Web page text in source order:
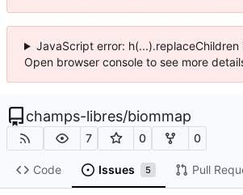
JavaScript error: h(...).replaceChildren
Open browser console to see more
champs-libres/biommap
7 0 0
Code Issues 5 Pull